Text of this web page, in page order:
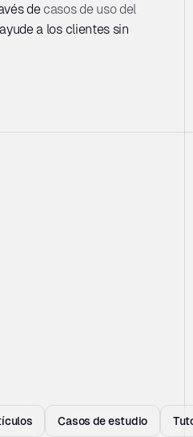
de casos de uso del
a los clientes sin
Casos de estudio